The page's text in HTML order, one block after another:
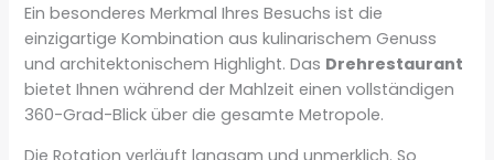
Ein besonderes Merkmal Ihres Besuchs ist die
einzigartige Kombination aus kulinarischem Genuss
und architektonischem Highlight. Das Drehrestaurant
bietet Ihnen während der Mahlzeit einen vollständigen
360-Grad-Blick über die gesamte Metropole.